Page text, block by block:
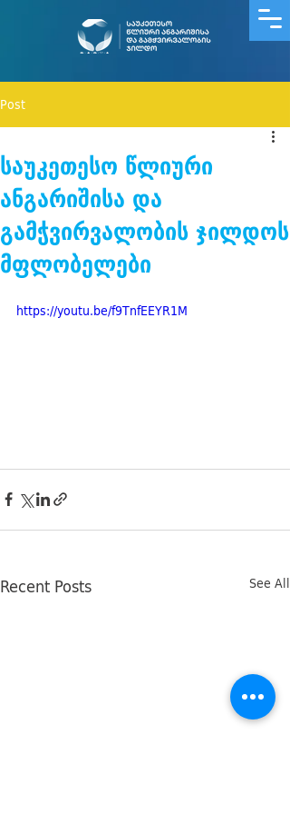
Post
საუკეთესო წლიური
ანგარიშისა და
გამჭვირვალობის ჯილდოს
მფლობელები
https://youtu.be/f9TnfEEYR1M
Recent Posts See All